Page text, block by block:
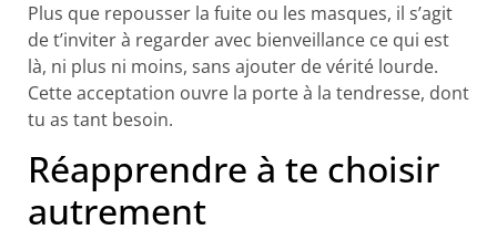
Plus que repousser la fuite ou les masques, il s’agit
de t’inviter à regarder avec bienveillance ce qui est
là, ni plus ni moins, sans ajouter de vérité lourde.
Cette acceptation ouvre la porte à la tendresse, dont
tu as tant besoin.
Réapprendre à te choisir
autrement​